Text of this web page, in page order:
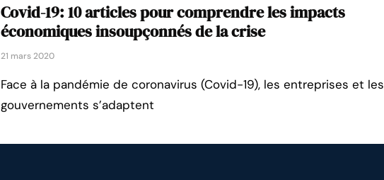
Covid-19: 10 articles pour comprendre les impacts
économiques insoupçonnés de la crise
21 mars 2020
Face à la pandémie de coronavirus (Covid-19), les entreprises et les
gouvernements s’adaptent